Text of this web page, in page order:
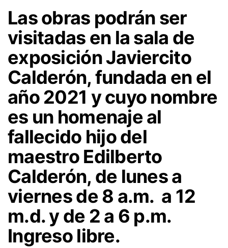
Las obras podrán ser
visitadas en la sala de
exposición Javiercito
Calderón, fundada en el
año 2021 y cuyo nombre
es un homenaje al
fallecido hijo del
maestro Edilberto
Calderón, de lunes a
viernes de 8 a.m. a 12
m.d. y de 2 a 6 p.m.
Ingreso libre.